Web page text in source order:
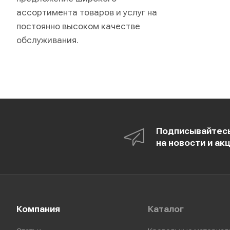
ассортимента товаров и услуг на
постоянно высоком качестве
обслуживания.
на новости и
Компания Каталог